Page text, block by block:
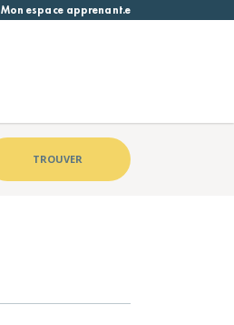
Mon espace apprenant.e
TROUVER